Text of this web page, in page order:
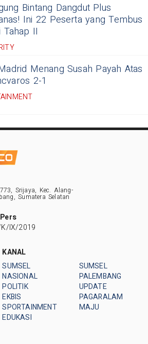
Bintang Dangdut Plus
Ini 22 Peserta yang Tembus
Tahap II
Menang Susah Payah Atas
2-1
Srijaya, Kec. Alang-
Sumatera Selatan
IX/2019
KANAL
SUMSEL
NASIONAL
POLITIK
EKBIS
SPORTAINMENT
EDUKASI
SUMSEL
PALEMBANG
UPDATE
PAGARALAM
MAJU